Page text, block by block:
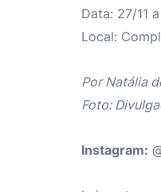
Data: 27/11
Local:
Por Natália
Foto:
Instagram: